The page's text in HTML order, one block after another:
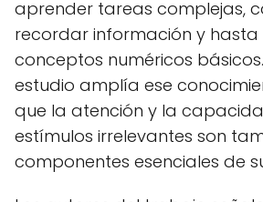
aprender tareas complejas,
recordar información y
conceptos numéricos
estudio amplía ese
que la atención y la
estímulos irrelevantes son
componentes esenciales de